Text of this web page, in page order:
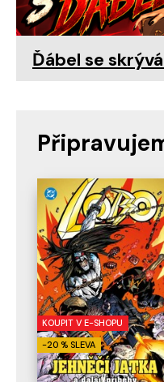
Ďábel se
KOUPIT V E-SHOPU
-20 % SLEVA